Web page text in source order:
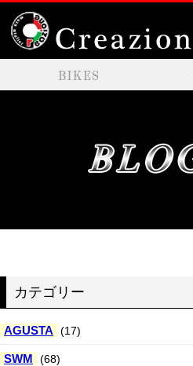
カテゴリー
AGUSTA (17)
SWM (68)